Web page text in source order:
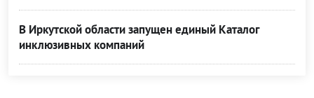
В Иркутской области запущен единый Каталог
инклюзивных компаний